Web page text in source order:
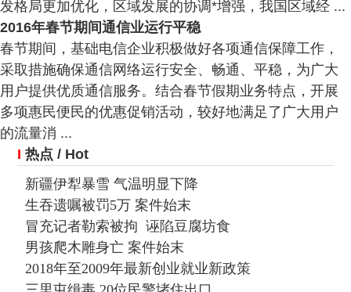
发格局更加优化，区域发展的协调*增强，我国区域经 ...
2016年春节期间通信业运行平稳
春节期间，基础电信企业积极做好各项通信保障工作，
采取措施确保通信网络运行安全、畅通、平稳，为广大
用户提供优质通信服务。结合春节假期业务特点，开展
多项惠民便民的优惠促销活动，较好地满足了广大用户
的流量消 ...
I热点/ Hot
新疆伊犁暴雪 气温明显下降
生吞遗嘱被罚5万 案件始末
冒充记者勒索被拘 诬陷豆腐坊食
男孩爬木雕身亡 案件始末
2018年至2009年最新创业就业新政策